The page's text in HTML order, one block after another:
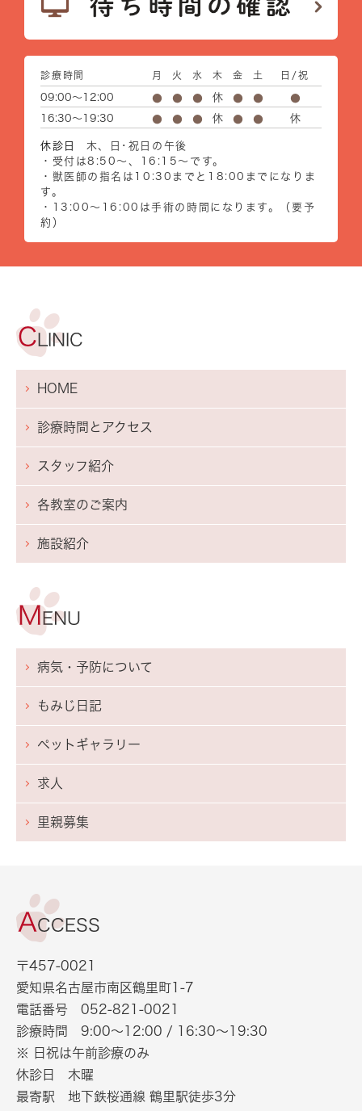
診療時間 月 火 水 木 金 土 日/祝
09:00～12:00 ● ● ● 休 ● ●
●
16:30～19:30
● ● ● 休 ● ● 休
休診日
木、日･祝日の午後
・受付は8:50～、16:15～です。
・獣医師の指名は10:30までと18:00までになりま
す。
・13:00～16:00は手術の時間になります。（要予
約）
HOME
診療時間とアクセス
スタッフ紹介
各教室のご案内
施設紹介
病気・予防について
もみじ日記
ペットギャラリー
求人
里親募集
〒457-0021
愛知県名古屋市南区鶴里町1-7
電話番号 052-821-0021
診療時間 9:00～12:00 / 16:30～19:30
※ 日祝は午前診療のみ
休診日 木曜
最寄駅 地下鉄桜通線 鶴里駅徒歩3分